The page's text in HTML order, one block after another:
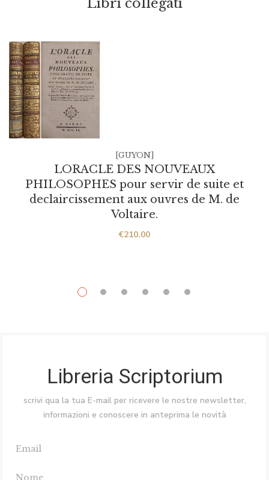
Libri collegati
LORACLE DES NOUVEAUX
PHILOSOPHES pour servir de suite et
declaircissement aux ouvres de M. de
Voltaire.
€210.00
[GUYON]
Libreria Scriptorium
scrivi qua la tua E-mail per ricevere le nostre newsletter,
informazioni e conoscere in anteprima le novità